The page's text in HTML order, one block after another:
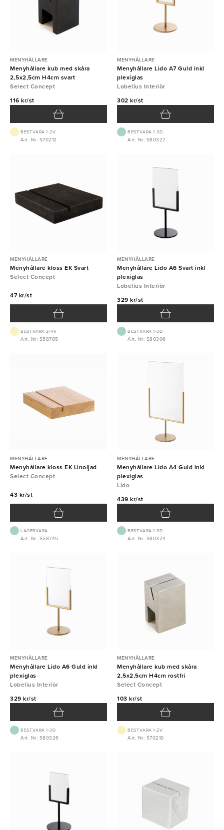
MENYHÅLLARE
Menyhållare kub med skåra
2,5x2,5cm H4cm svart
Select Concept
116 kr/st
BEST.VARA 1-2V
Art. Nr: S70212
MENYHÅLLARE
Menyhållare Lido A7 Guld inkl
plexiglas
Lobelius Interiör
302 kr/st
BEST.VARA 1-3D
Art. Nr: S80327
MENYHÅLLARE
Menyhållare kloss EK Svart
Select Concept
47 kr/st
BEST.VARA 2-4V
Art. Nr: S58785
MENYHÅLLARE
Menyhållare Lido A6 Svart inkl
plexiglas
Lobelius Interiör
329 kr/st
BEST.VARA 1-3D
Art. Nr: S80306
MENYHÅLLARE
Menyhållare kloss EK Linoljad
Select Concept
43 kr/st
LAGERVARA
Art. Nr: S58745
MENYHÅLLARE
Menyhållare Lido A4 Guld inkl
plexiglas
Lido
439 kr/st
BEST.VARA 1-3D
Art. Nr: S80324
MENYHÅLLARE
Menyhållare Lido A6 Guld inkl
plexiglas
Lobelius Interiör
329 kr/st
BEST.VARA 1-3D
Art. Nr: S80326
MENYHÅLLARE
Menyhållare kub med skåra
2,5x2,5cm H4cm rostfri
Select Concept
103 kr/st
BEST.VARA 1-2V
Art. Nr: S70210